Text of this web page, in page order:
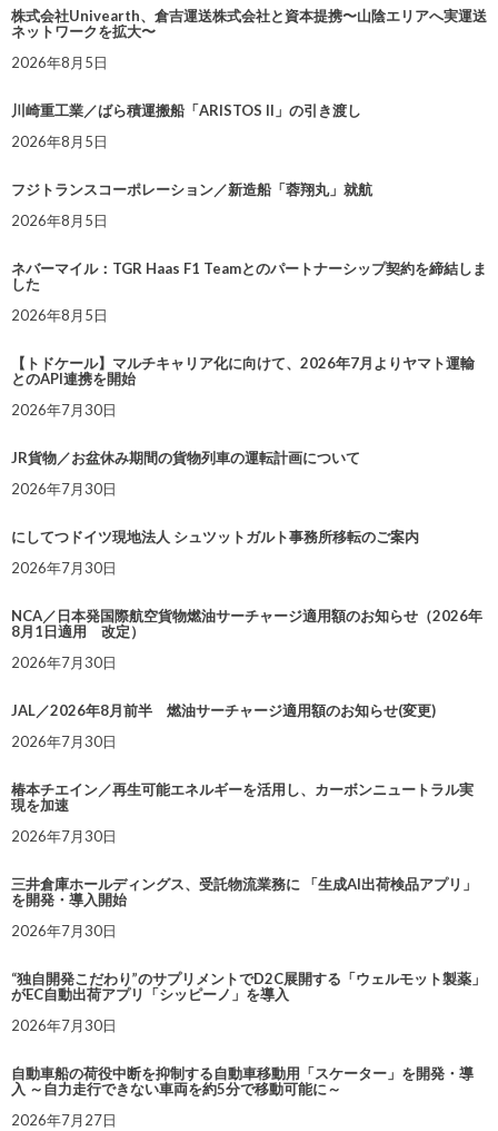
株式会社Univearth、倉吉運送株式会社と資本提携〜山陰エリアへ実運送
ネットワークを拡大〜
2026年8月5日
川崎重工業／ばら積運搬船「ARISTOS II」の引き渡し
2026年8月5日
フジトランスコーポレーション／新造船「蓉翔丸」就航
2026年8月5日
ネバーマイル：TGR Haas F1 Teamとのパートナーシップ契約を締結しま
した
2026年8月5日
【トドケール】マルチキャリア化に向けて、2026年7月よりヤマト運輸
とのAPI連携を開始
2026年7月30日
JR貨物／お盆休み期間の貨物列車の運転計画について
2026年7月30日
にしてつドイツ現地法人 シュツットガルト事務所移転のご案内
2026年7月30日
NCA／日本発国際航空貨物燃油サーチャージ適用額のお知らせ（2026年
8月1日適用 改定）
2026年7月30日
JAL／2026年8月前半 燃油サーチャージ適用額のお知らせ(変更)
2026年7月30日
椿本チエイン／再生可能エネルギーを活用し、カーボンニュートラル実
現を加速
2026年7月30日
三井倉庫ホールディングス、受託物流業務に 「生成AI出荷検品アプリ」
を開発・導入開始
2026年7月30日
“独自開発こだわり”のサプリメントでD2C展開する「ウェルモット製薬」
がEC自動出荷アプリ「シッピーノ」を導入
2026年7月30日
自動車船の荷役中断を抑制する自動車移動用「スケーター」を開発・導
入 ～自力走行できない車両を約5分で移動可能に～
2026年7月27日